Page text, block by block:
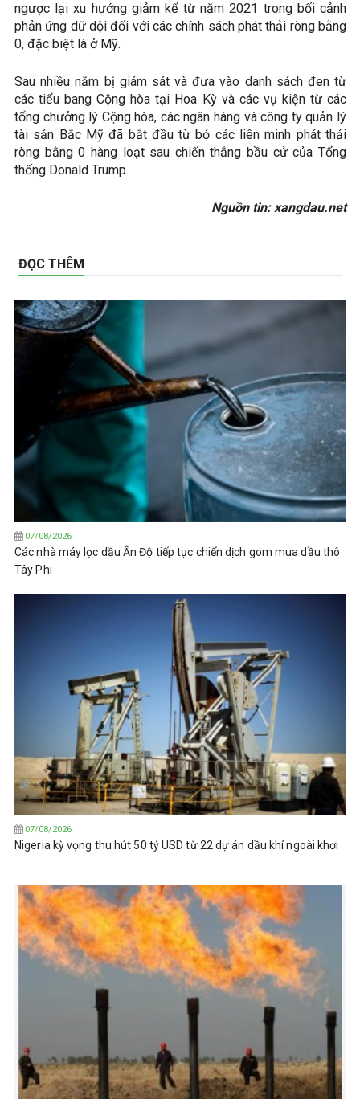
ngược lại xu hướng giảm kể từ năm 2021 trong bối cảnh
phản ứng dữ dội đối với các chính sách phát thải ròng bằng
0, đặc biệt là ở Mỹ.
Sau nhiều năm bị giám sát và đưa vào danh sách đen từ
các tiểu bang Cộng hòa tại Hoa Kỳ và các vụ kiện từ các
tổng chưởng lý Cộng hòa, các ngân hàng và công ty quản lý
tài sản Bắc Mỹ đã bắt đầu từ bỏ các liên minh phát thải
ròng bằng 0 hàng loạt sau chiến thắng bầu cử của Tổng
thống Donald Trump.
Nguồn tin: xangdau.net
ĐỌC THÊM
07/08/2026
Các nhà máy lọc dầu Ấn Độ tiếp tục chiến dịch gom mua dầu thô
Tây Phi
07/08/2026
Nigeria kỳ vọng thu hút 50 tỷ USD từ 22 dự án dầu khí ngoài khơi